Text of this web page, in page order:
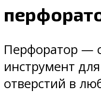
Перфоратор —
инструмент
отверстий в